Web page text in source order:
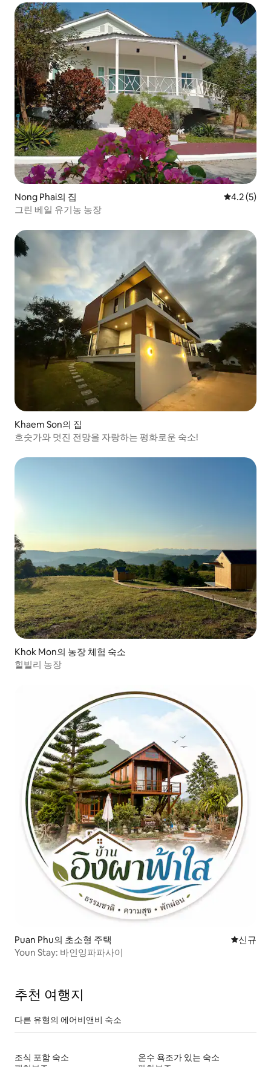
Nong Phai의 집 평점 4.2점
4.2 (5)
그린 베일 유기농 농장
Khaem Son의 집
호숫가와 멋진 전망을 자랑하는 평화로운 숙소!
Khok Mon의 농장 체험 숙소
힐빌리 농장
Puan Phu의 초소형 주택 신규 숙소
신규
Youn Stay: 바인잉파파사이
추천 여행지
다른 유형의 에어비앤비 숙소
조식 포함 숙소
온수 욕조가 있는 숙소